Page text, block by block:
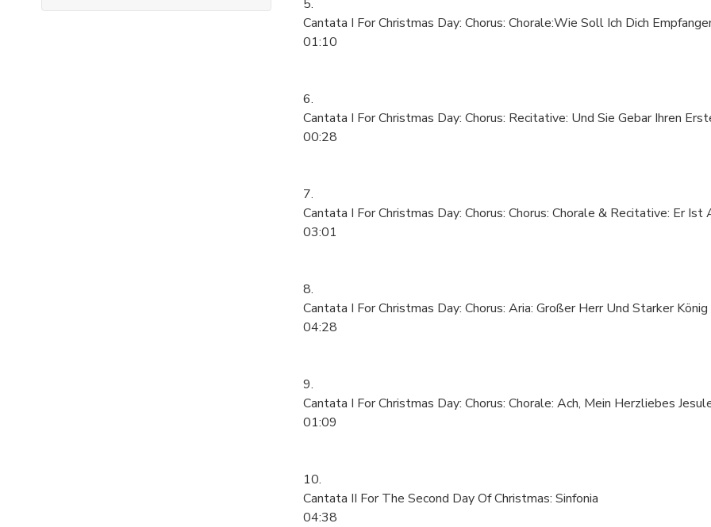
5.
Cantata I For Christmas Day: Chorus: Chorale:Wie Soll Ich Dich
01:10
6.
Cantata I For Christmas Day: Chorus: Recitative: Und Sie Gebar Ihren
00:28
7.
Cantata I For Christmas Day: Chorus: Chorus: Chorale & Recitative: Er
03:01
8.
Cantata I For Christmas Day: Chorus: Aria: Großer Herr Und Starker König
04:28
9.
Cantata I For Christmas Day: Chorus: Chorale: Ach, Mein Herzliebes
01:09
10.
Cantata II For The Second Day Of Christmas: Sinfonia
04:38